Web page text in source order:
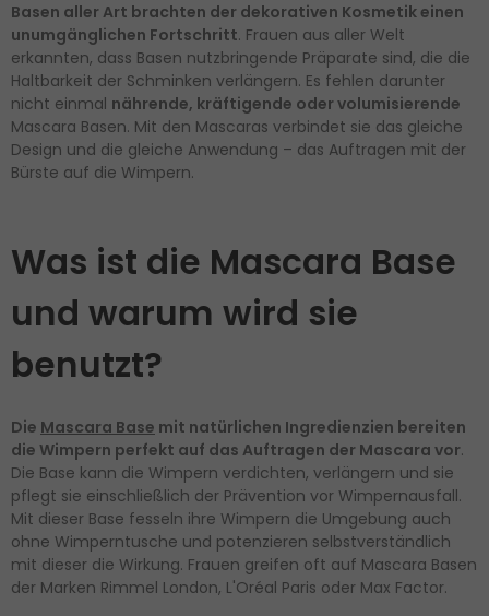
Basen aller Art brachten der dekorativen Kosmetik einen
unumgänglichen Fortschritt. Frauen aus aller Welt
erkannten, dass Basen nutzbringende Präparate sind, die die
Haltbarkeit der Schminken verlängern. Es fehlen darunter
nicht einmal nährende, kräftigende oder volumisierende
Mascara Basen. Mit den Mascaras verbindet sie das gleiche
Design und die gleiche Anwendung – das Auftragen mit der
Bürste auf die Wimpern.
Was ist die Mascara Base
und warum wird sie
benutzt?
Die Mascara Base mit natürlichen Ingredienzien bereiten
die Wimpern perfekt auf das Auftragen der Mascara vor.
Die Base kann die Wimpern verdichten, verlängern und sie
pflegt sie einschließlich der Prävention vor Wimpernausfall.
Mit dieser Base fesseln ihre Wimpern die Umgebung auch
ohne Wimperntusche und potenzieren selbstverständlich
mit dieser die Wirkung. Frauen greifen oft auf Mascara Basen
der Marken Rimmel London, L'Oréal Paris oder Max Factor.